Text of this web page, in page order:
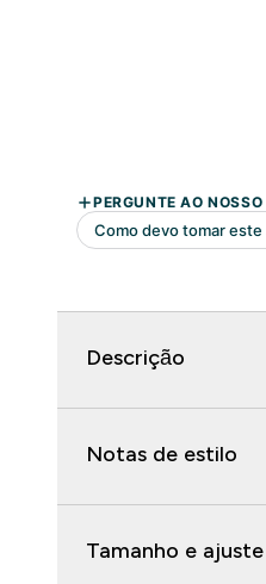
Descrição
Notas de estilo
Tamanho e ajuste